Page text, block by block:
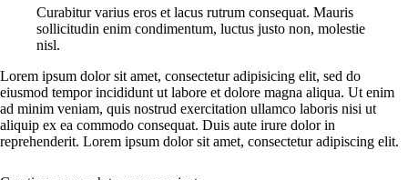
Curabitur varius eros et lacus rutrum consequat. Mauris
sollicitudin enim condimentum, luctus justo non, molestie
nisl.
Lorem ipsum dolor sit amet, consectetur adipisicing elit, sed do
eiusmod tempor incididunt ut labore et dolore magna aliqua. Ut enim
ad minim veniam, quis nostrud exercitation ullamco laboris nisi ut
aliquip ex ea commodo consequat. Duis aute irure dolor in
reprehenderit. Lorem ipsum dolor sit amet, consectetur adipiscing elit.